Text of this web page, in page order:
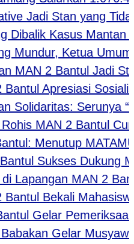
Jadi Stan yang Tidak
Kasus Mantan
Ketua Umum
2 Bantul Jadi
Apresiasi
Serunya
MAN 2 Bantul Curi
Menutup
Sukses Dukung
MAN 2
Bekali Mahasiswa
Gelar Pemeriksaan
Gelar